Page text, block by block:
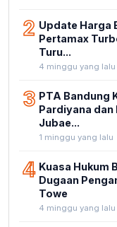
2 Update Harga
Pertamax
Turu...
4 minggu yang lalu
3 PTA Bandung
Pardiyana dan
Jubae...
1 minggu yang lalu
4 Kuasa Hukum
Dugaan
Towe
4 minggu yang lalu